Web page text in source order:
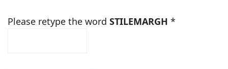
Please retype the word STILEMARGH *